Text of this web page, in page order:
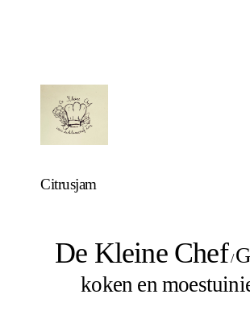
Citrusjam
De Kleine Chef/
koken en